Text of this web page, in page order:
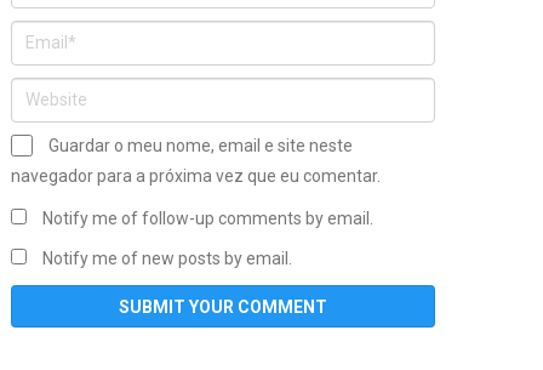
Guardar o meu nome, email e site neste
navegador para a próxima vez que eu comentar.
Notify me of follow-up comments by email.
Notify me of new posts by email.